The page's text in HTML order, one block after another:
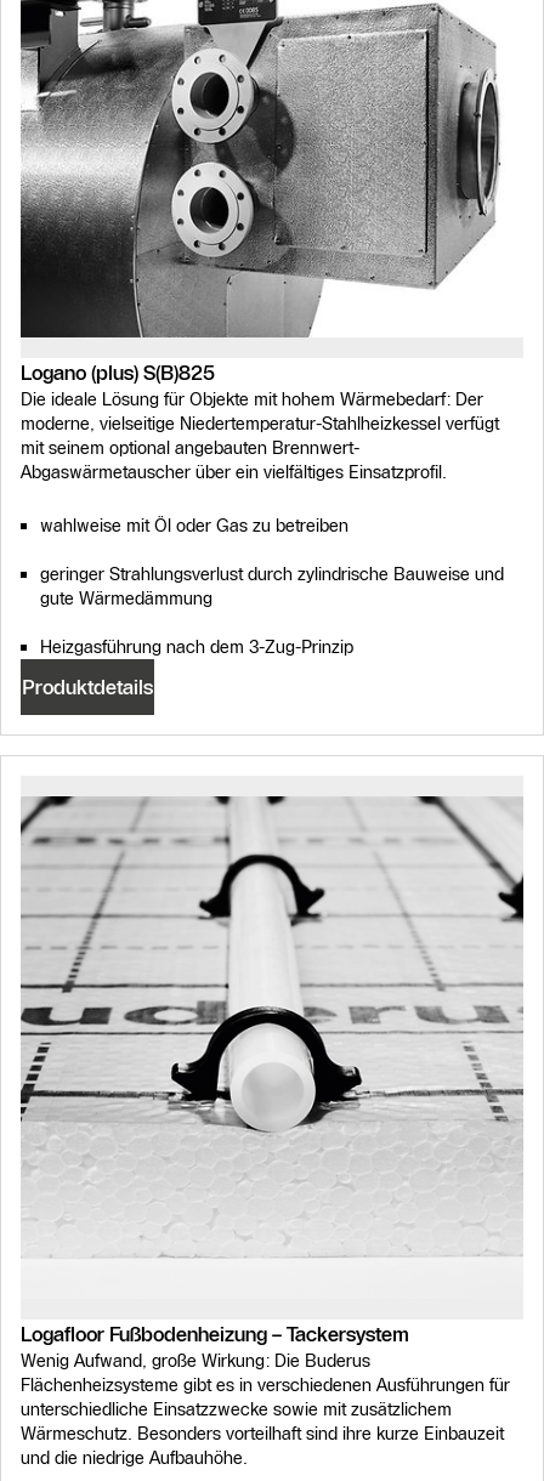
Logano (plus) S(B)825
Die ideale Lösung für Objekte mit hohem Wärmebedarf: Der
moderne, vielseitige Niedertemperatur-Stahlheizkessel verfügt
mit seinem optional angebauten Brennwert-
Abgaswärmetauscher über ein vielfältiges Einsatzprofil.
wahlweise mit Öl oder Gas zu betreiben
geringer Strahlungsverlust durch zylindrische Bauweise und
gute Wärmedämmung
Heizgasführung nach dem 3-Zug-Prinzip
Produktdetails
Logafloor Fußbodenheizung – Tackersystem
Wenig Aufwand, große Wirkung: Die Buderus
Flächenheizsysteme gibt es in verschiedenen Ausführungen für
unterschiedliche Einsatzzwecke sowie mit zusätzlichem
Wärmeschutz. Besonders vorteilhaft sind ihre kurze Einbauzeit
und die niedrige Aufbauhöhe.